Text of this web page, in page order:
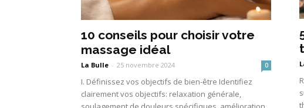
10 conseils pour choisir votre
massage idéal
La Bulle - 25 novembre 2024 0
I. Définissez vos objectifs de bien-être Identifiez
clairement vos objectifs: relaxation générale,